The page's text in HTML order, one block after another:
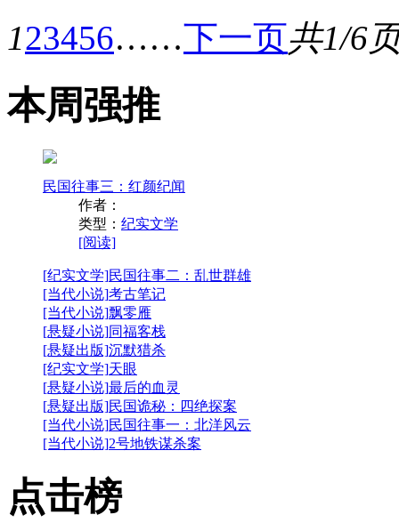
123456……下一页共1/6
本周强推
民国往事三：红颜纪闻
作者：
类型： 纪实文学
[阅读]
[纪实文学]民国往事二：乱世群雄
[当代小说]考古笔记
[当代小说]飘零雁
[悬疑小说]同福客栈
[悬疑出版]沉默猎杀
[纪实文学]天眼
[悬疑小说]最后的血灵
[悬疑出版]民国诡秘：四绝探案
[当代小说]民国往事一：北洋风云
[当代小说]2号地铁谋杀案
点击榜